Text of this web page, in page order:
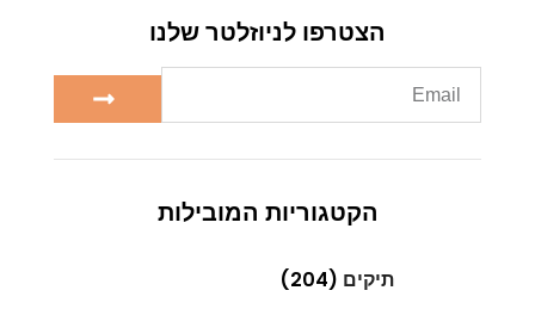
הצטרפו לניוזלטר שלנו
הקטגוריות המובילות
תיקים (204)